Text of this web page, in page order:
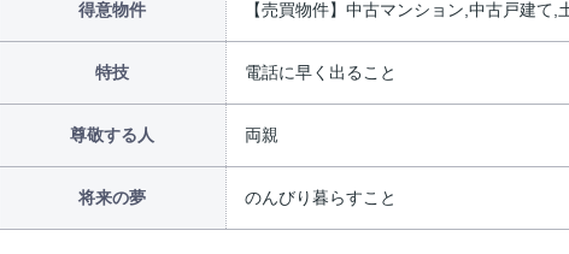
得意物件 【売買物件】中古マンション,中古戸建て,
特技 電話に早く出ること
尊敬する人 両親
将来の夢 のんびり暮らすこと